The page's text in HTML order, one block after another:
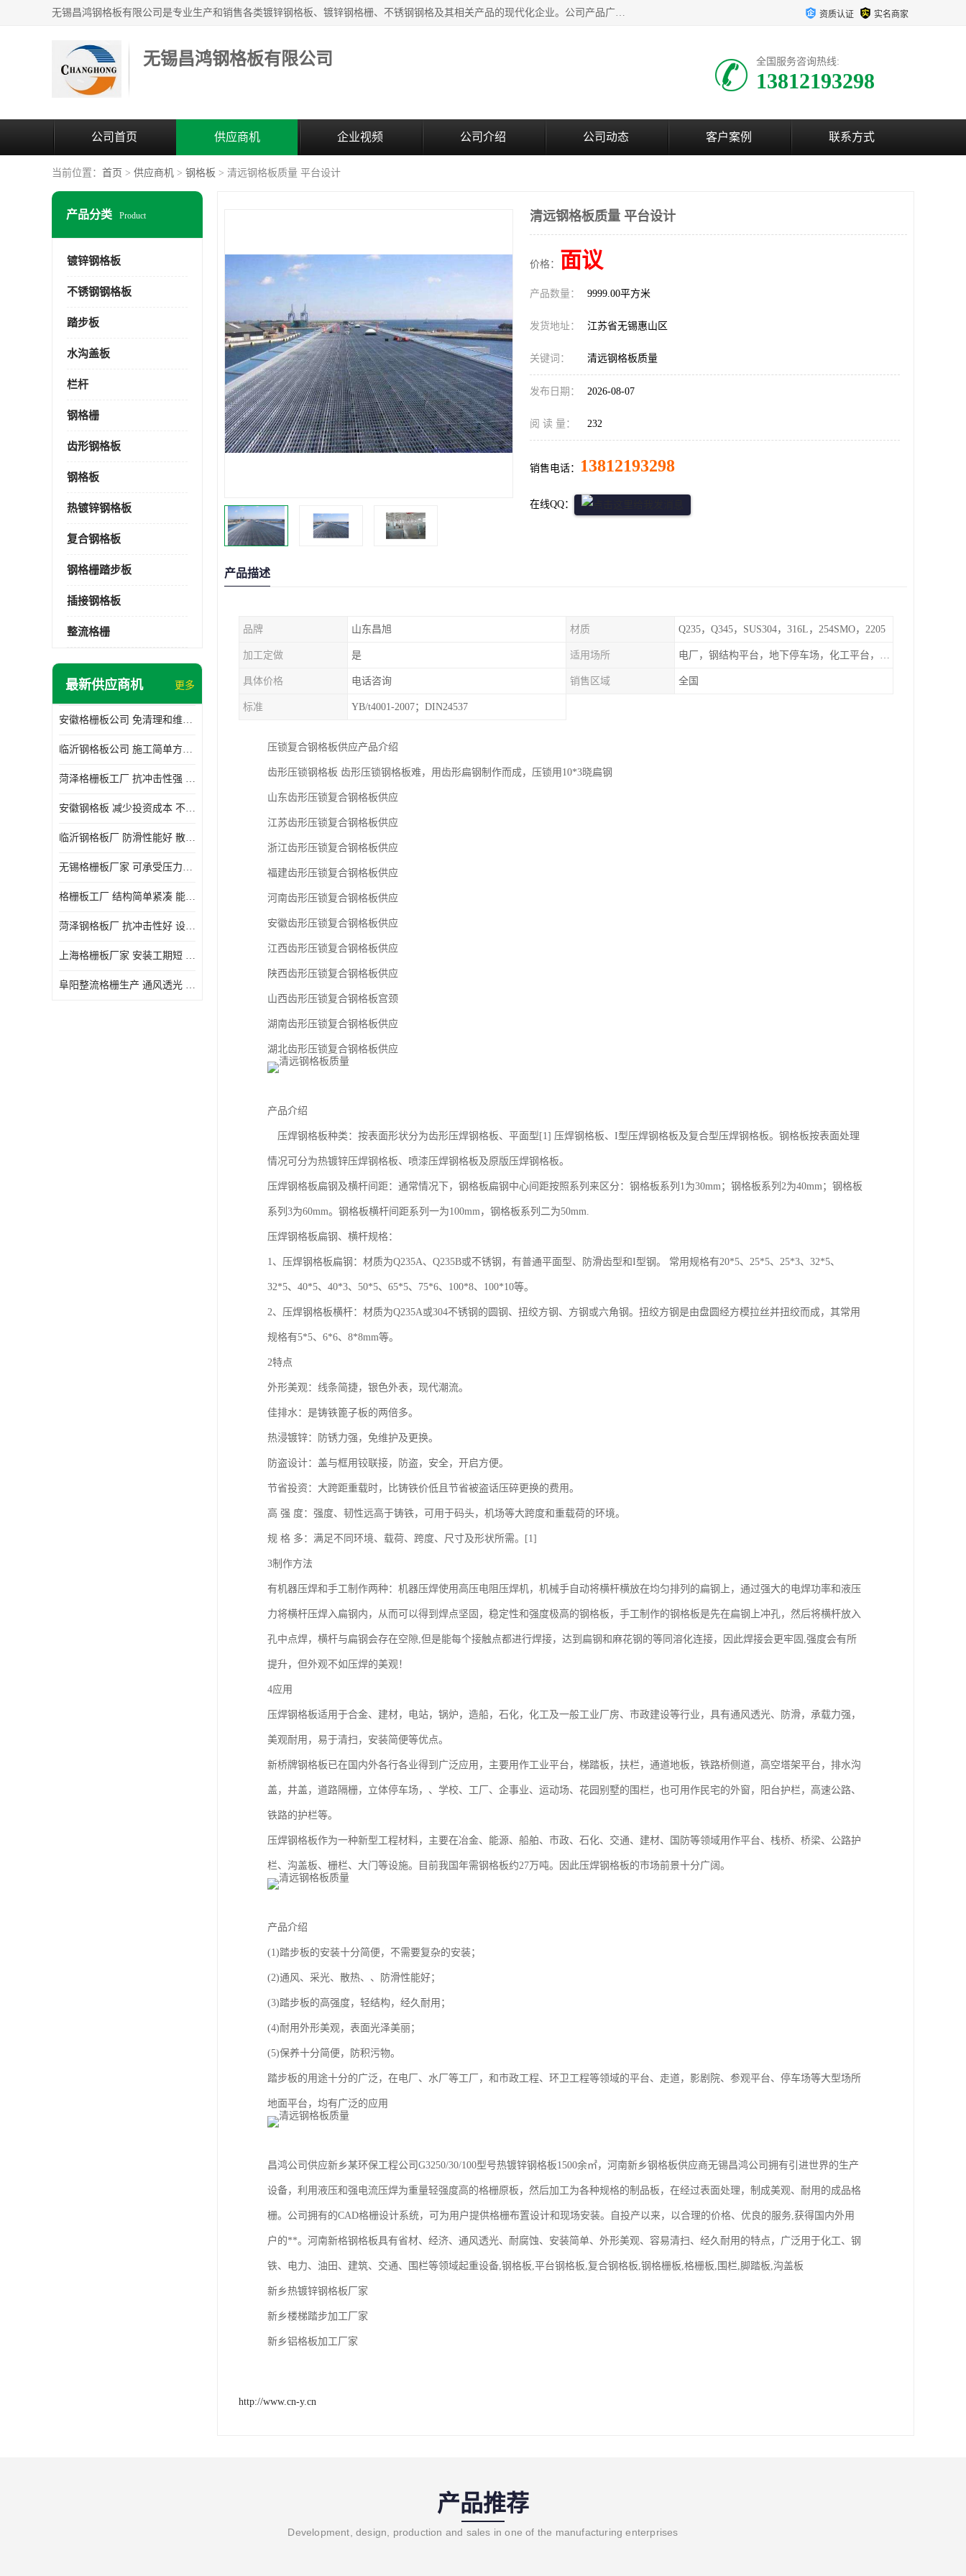
无锡昌鸿钢格板有限公司是专业生产和销售各类镀锌钢格板、镀锌钢格栅、不锈钢钢格及其相关产品的现代化企业。公司产品广泛运用于石油、化工、港口、电力、运输、造纸、医药、钢铁、食品、市政、房地产、制造业等各个领域。 资质认证 实名商家
无锡昌鸿钢格板有限公司 全国服务咨询热线:
13812193298
公司首页 供应商机 企业视频 公司介绍 公司动态 客户案例 联系方式
当前位置： 首页 > 供应商机 > 钢格板 > 清远钢格板质量 平台设计
产品分类 Product
镀锌钢格板
不锈钢钢格板
踏步板
水沟盖板
栏杆
钢格栅
齿形钢格板
钢格板
热镀锌钢格板
复合钢格板
钢格栅踏步板
插接钢格板
整流格栅
最新供应商机 更多
安徽格栅板公司 免清理和维护 安装需要人工少
临沂钢格板公司 施工简单方便 通风好 减少风阻
菏泽格栅板工厂 抗冲击性强 安装需要人工少
安徽钢格板 减少投资成本 不用清洗和维护
临沂钢格板厂 防滑性能好 散热防爆效果好
无锡格栅板厂家 可承受压力强 安装需要人工少
格栅板工厂 结构简单紧凑 能减少风力破坏
菏泽钢格板厂 抗冲击性好 设计规范 通风透光
上海格栅板厂家 安装工期短 通风好 减少风阻
阜阳整流格栅生产 通风透光 免清理和维护
清远钢格板质量 平台设计
价格： 面议
产品数量： 9999.00平方米
发货地址： 江苏省无锡惠山区
关键词： 清远钢格板质量
发布日期： 2026-08-07
阅 读 量： 232
销售电话： 13812193298
在线QQ：
产品描述
品牌 山东昌旭 材质 Q235，Q345，SUS304，316L，254SMO，2205
加工定做 是 适用场所 电厂，钢结构平台，地下停车场，化工平台，港口码头
具体价格 电话咨询 销售区域 全国
标准 YB/t4001-2007；DIN24537
压锁复合钢格板供应产品介绍
齿形压锁钢格板 齿形压锁钢格板难，用齿形扁钢制作而成，压锁用10*3晓扁钢
山东齿形压锁复合钢格板供应
江苏齿形压锁复合钢格板供应
浙江齿形压锁复合钢格板供应
福建齿形压锁复合钢格板供应
河南齿形压锁复合钢格板供应
安徽齿形压锁复合钢格板供应
江西齿形压锁复合钢格板供应
陕西齿形压锁复合钢格板供应
山西齿形压锁复合钢格板宫颈
湖南齿形压锁复合钢格板供应
湖北齿形压锁复合钢格板供应
产品介绍
压焊钢格板种类：按表面形状分为齿形压焊钢格板、平面型[1] 压焊钢格板、I型压焊钢格板及复合型压焊钢格板。钢格板按表面处理
情况可分为热镀锌压焊钢格板、喷漆压焊钢格板及原版压焊钢格板。
压焊钢格板扁钢及横杆间距：通常情况下，钢格板扁钢中心间距按照系列来区分：钢格板系列1为30mm；钢格板系列2为40mm；钢格板
系列3为60mm。钢格板横杆间距系列一为100mm，钢格板系列二为50mm.
压焊钢格板扁钢、横杆规格：
1、压焊钢格板扁钢：材质为Q235A、Q235B或不锈钢，有普通平面型、防滑齿型和I型钢。 常用规格有20*5、25*5、25*3、32*5、
32*5、40*5、40*3、50*5、65*5、75*6、100*8、100*10等。
2、压焊钢格板横杆：材质为Q235A或304不锈钢的圆钢、扭绞方钢、方钢或六角钢。扭绞方钢是由盘圆经方模拉丝并扭绞而成，其常用
规格有5*5、6*6、8*8mm等。
2特点
外形美观：线条简捷，银色外表，现代潮流。
佳排水：是铸铁篦子板的两倍多。
热浸镀锌：防锈力强，免维护及更换。
防盗设计：盖与框用铰联接，防盗，安全，开启方便。
节省投资：大跨距重载时，比铸铁价低且节省被盗话压碎更换的费用。
高 强 度：强度、韧性远高于铸铁，可用于码头，机场等大跨度和重载荷的环境。
规 格 多：满足不同环境、载荷、跨度、尺寸及形状所需。[1]
3制作方法
有机器压焊和手工制作两种：机器压焊使用高压电阻压焊机，机械手自动将横杆横放在均匀排列的扁钢上，通过强大的电焊功率和液压
力将横杆压焊入扁钢内，从而可以得到焊点坚固，稳定性和强度极高的钢格板，手工制作的钢格板是先在扁钢上冲孔，然后将横杆放入
孔中点焊，横杆与扁钢会存在空隙,但是能每个接触点都进行焊接，达到扁钢和麻花钢的等同溶化连接，因此焊接会更牢固,强度会有所
提升，但外观不如压焊的美观！
4应用
压焊钢格板适用于合金、建材，电站，锅炉，造船，石化，化工及一般工业厂房、市政建设等行业，具有通风透光、防滑，承载力强，
美观耐用，易于清扫，安装简便等优点。
新桥牌钢格板已在国内外各行各业得到广泛应用，主要用作工业平台，梯踏板，扶栏，通道地板，铁路桥侧道，高空塔架平台，排水沟
盖，井盖，道路隔栅，立体停车场，、学校、工厂、企事业、运动场、花园别墅的围栏，也可用作民宅的外窗，阳台护栏，高速公路、
铁路的护栏等。
压焊钢格板作为一种新型工程材料，主要在冶金、能源、船舶、市政、石化、交通、建材、国防等领域用作平台、栈桥、桥梁、公路护
栏、沟盖板、栅栏、大门等设施。目前我国年需钢格板约27万吨。因此压焊钢格板的市场前景十分广阔。
产品介绍
(1)踏步板的安装十分简便，不需要复杂的安装；
(2)通风、采光、散热、、防滑性能好；
(3)踏步板的高强度，轻结构，经久耐用；
(4)耐用外形美观，表面光泽美丽；
(5)保养十分简便，防积污物。
踏步板的用途十分的广泛，在电厂、水厂等工厂，和市政工程、环卫工程等领域的平台、走道，影剧院、参观平台、停车场等大型场所
地面平台，均有广泛的应用
昌鸿公司供应新乡某环保工程公司G3250/30/100型号热镀锌钢格板1500余㎡，河南新乡钢格板供应商无锡昌鸿公司拥有引进世界的生产
设备，利用液压和强电流压焊为重量轻强度高的格栅原板，然后加工为各种规格的制品板，在经过表面处理，制成美观、耐用的成品格
栅。公司拥有的CAD格栅设计系统，可为用户提供格栅布置设计和现场安装。自投产以来，以合理的价格、优良的服务,获得国内外用
户的**。河南新格钢格板具有省材、经济、通风透光、耐腐蚀、安装简单、外形美观、容易清扫、经久耐用的特点，广泛用于化工、钢
铁、电力、油田、建筑、交通、围栏等领域起重设备,钢格板,平台钢格板,复合钢格板,钢格栅板,格栅板,围栏,脚踏板,沟盖板
新乡热镀锌钢格板厂家
新乡楼梯踏步加工厂家
新乡铝格板加工厂家
http://www.cn-y.cn
产品推荐
Development, design, production and sales in one of the manufacturing enterprises